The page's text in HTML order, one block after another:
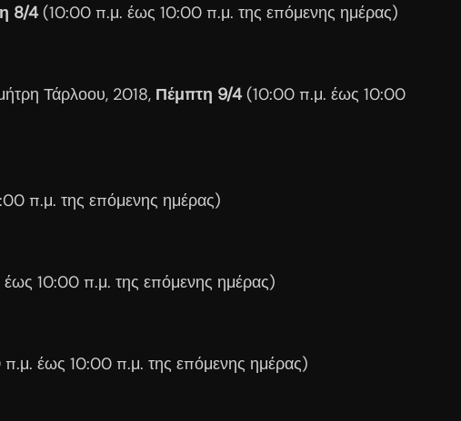
8/4(10:00 π.μ. έως 10:00 π.μ. της επόμενης ημέρας)
Τάρλοου, 2018, Πέμπτη 9/4(10:00 π.μ. έως 10:00
π.μ. της επόμενης ημέρας)
10:00 π.μ. της επόμενης ημέρας)
έως 10:00 π.μ. της επόμενης ημέρας)